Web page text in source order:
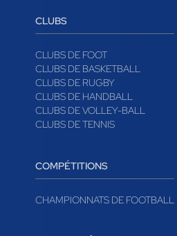
CLUBS
CLUBS DE FOOT
CLUBS DE BASKETBALL
CLUBS DE RUGBY
CLUBS DE HANDBALL
CLUBS DE VOLLEY-BALL
CLUBS DE TENNIS
COMPÉTITIONS
CHAMPIONNATS DE FOOTBALL